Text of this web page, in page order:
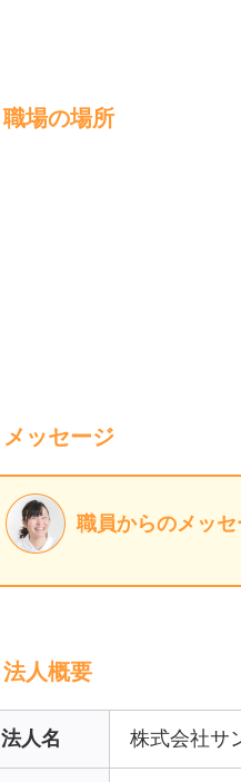
職場の場所
メッセージ
職員からのメッセ
法人概要
法人名 株式会社サ